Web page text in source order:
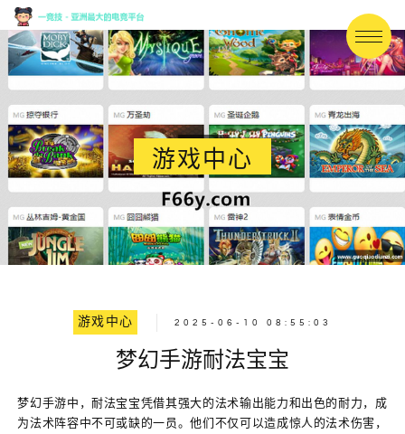
游戏中心
游戏中心 2025-06-10 08:55:03
梦幻手游耐法宝宝
梦幻手游中，耐法宝宝凭借其强大的法术输出能力和出色的耐力，成
为法术阵容中不可或缺的一员。他们不仅可以造成惊人的法术伤害，